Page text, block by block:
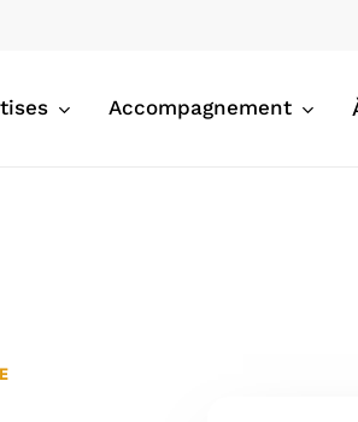
Accompagnement